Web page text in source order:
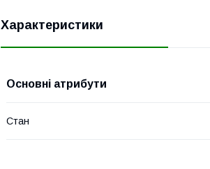
Характеристики
Основні атрибути
Стан